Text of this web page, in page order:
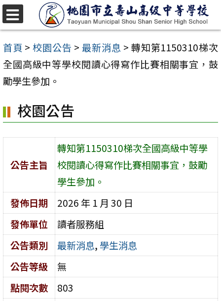
跳
至
主
要
內
區
首頁 >校園公告 >最新消息 > 轉知第1150310梯次
全國高級中等學校閱讀心得寫作比賽相關事宜，鼓
勵學生參加。
校園公告
公告主旨
轉知第1150310梯次全國高級中等學
校閱讀心得寫作比賽相關事宜，鼓勵
學生參加。
發佈日期
2026 年 1 月 30 日
發佈單位
讀者服務組
公告類別
最新消息, 學生消息
公告等級
無
點閱次數
803
選
單